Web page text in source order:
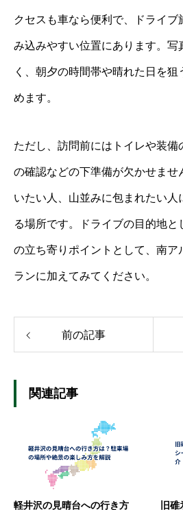
クセスも車なら便利で、ドライブ
み込みやすい位置にあります。写
く、朝夕の時間帯や晴れた日を狙
めます。
ただし、訪問前にはトイレや装備
の確認などの下準備が欠かせませ
いたい人、山並みに包まれたい人
る場所です。ドライブの目的地と
の立ち寄りポイントとして、南ア
ランに加えてみてください。
前の記事
関連記事
軽井沢の見晴台への行き方
旧